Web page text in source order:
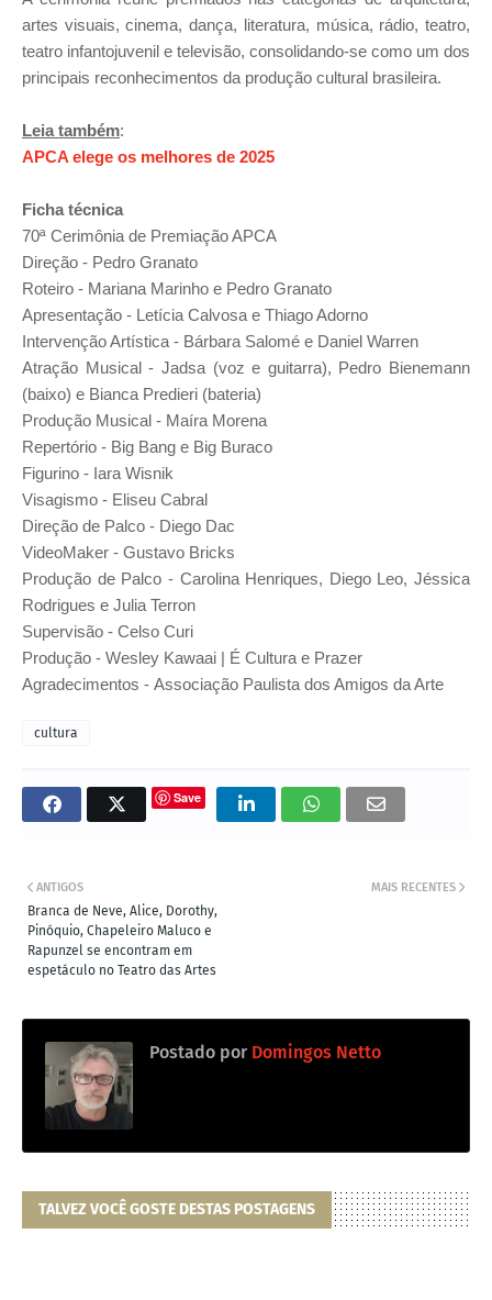
artes visuais, cinema, dança, literatura, música, rádio, teatro,
teatro infantojuvenil e televisão, consolidando-se como um dos
principais reconhecimentos da produção cultural brasileira.
Leia também:
APCA elege os melhores de 2025
Ficha técnica
70ª Cerimônia de Premiação APCA
Direção - Pedro Granato
Roteiro - Mariana Marinho e Pedro Granato
Apresentação - Letícia Calvosa e Thiago Adorno
Intervenção Artística - Bárbara Salomé e Daniel Warren
Atração Musical- Jadsa (voz e guitarra), Pedro Bienemann
(baixo) e Bianca Predieri (bateria)
Produção Musical - Maíra Morena
Repertório - Big Bang e Big Buraco
Figurino - Iara Wisnik
Visagismo - Eliseu Cabral
Direção de Palco - Diego Dac
VideoMaker - Gustavo Bricks
Produção de Palco - Carolina Henriques, Diego Leo, Jéssica
Rodrigues e Julia Terron
Supervisão - Celso Curi
Produção - Wesley Kawaai | É Cultura e Prazer
Agradecimentos - Associação Paulista dos Amigos da Arte
cultura
Save
MAIS RECENTES
ANTIGOS
Branca de Neve, Alice, Dorothy,
Pinóquio, Chapeleiro Maluco e
Rapunzel se encontram em
espetáculo no Teatro das Artes
Postado por Domingos Netto
TALVEZ VOCÊ GOSTE DESTAS POSTAGENS